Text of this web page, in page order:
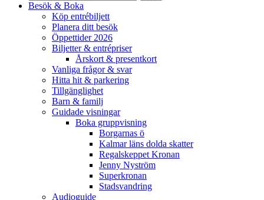
Besök & Boka
Köp entrébiljett
Planera ditt besök
Öppettider 2026
Biljetter & entrépriser
Årskort & presentkort
Vanliga frågor & svar
Hitta hit & parkering
Tillgänglighet
Barn & familj
Guidade visningar
Boka gruppvisning
Borgarnas ö
Kalmar läns dolda skatter
Regalskeppet Kronan
Jenny Nyström
Superkronan
Stadsvandring
Audioguide